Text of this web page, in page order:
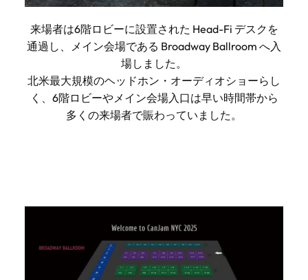
来場者は6階ロビーに設置された Head-Fi デスクを
通過し、メイン会場である Broadway Ballroom へ入
場しました。
北米最大規模のヘッドホン・オーディオショーらし
く、6階ロビーやメイン会場入口は早い時間帯から
多くの来場者で賑わっていました。